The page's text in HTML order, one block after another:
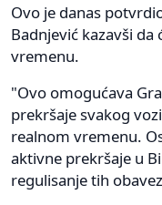
Ovo je danas
Badnjević kazavši
vremenu.
"Ovo omogućava
prekršaje svakog
realnom vremenu.
aktivne prekršaje u
regulisanje tih